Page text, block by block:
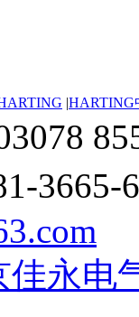
|HARTING
3665-
佳永电